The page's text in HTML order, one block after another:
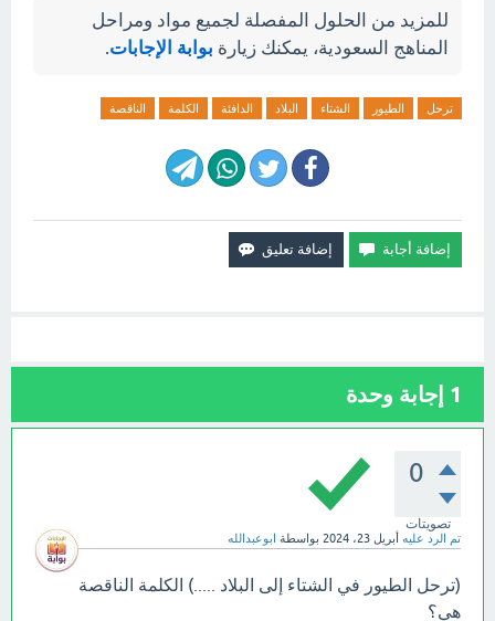
للمزيد من الحلول المفصلة لجميع مواد ومراحل
المناهج السعودية، يمكنك زيارة بوابة الإجابات.
ترحل الطيور الشتاء البلاد الدافئة الكلمة الناقصة
1 إجابة وحدة
0
تصويتات
تم الرد عليه أبريل 23، 2024 بواسطة ابوعبدالله
(ترحل الطيور في الشتاء إلى البلاد .....) الكلمة الناقصة
هي؟